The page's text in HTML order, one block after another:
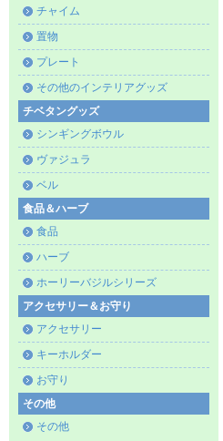
チャイム
置物
プレート
その他のインテリアグッズ
チベタングッズ
シンギングボウル
ヴァジュラ
ベル
食品＆ハーブ
食品
ハーブ
ホーリーバジルシリーズ
アクセサリー＆お守り
アクセサリー
キーホルダー
お守り
その他
その他